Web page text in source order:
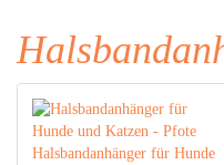
Halsbandanhänger für Hunde